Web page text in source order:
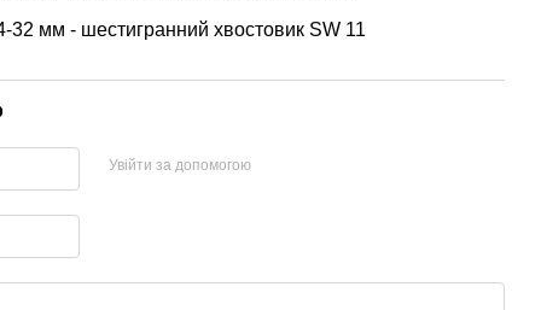
32 мм - шестигранний хвостовик SW 11
Увійти за допомогою